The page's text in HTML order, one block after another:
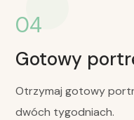
04
Gotowy
Otrzymaj gotowy
dwóch tygodniach.